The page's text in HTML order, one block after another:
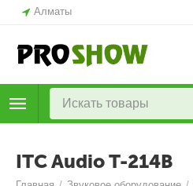
Алматы
ITC Audio T-214B